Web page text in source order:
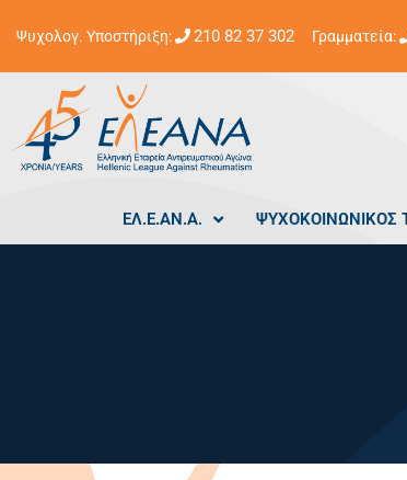
Ψυχολογ. Υποστήριξη: 210 82 37 302 Γραμματεία:
ΕΛ.Ε.ΑΝ.Α. ΨΥΧΟΚΟΙΝΩΝΙΚΟΣ